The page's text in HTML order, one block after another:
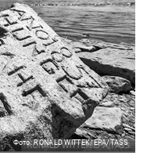
Фото: RONALD WITTEK/EPA/TASS